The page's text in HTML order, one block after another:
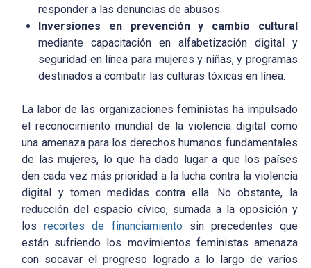
responder a las denuncias de abusos.
Inversiones en prevención y cambio cultural
mediante capacitación en alfabetización digital y
seguridad en línea para mujeres y niñas, y programas
destinados a combatir las culturas tóxicas en línea.
La labor de las organizaciones feministas ha impulsado
el reconocimiento mundial de la violencia digital como
una amenaza para los derechos humanos fundamentales
de las mujeres, lo que ha dado lugar a que los países
den cada vez más prioridad a la lucha contra la violencia
digital y tomen medidas contra ella. No obstante, la
reducción del espacio cívico, sumada a la oposición y
losrecortes de financiamientosin precedentes que
están sufriendo los movimientos feministas amenaza
con socavar el progreso logrado a lo largo de varios